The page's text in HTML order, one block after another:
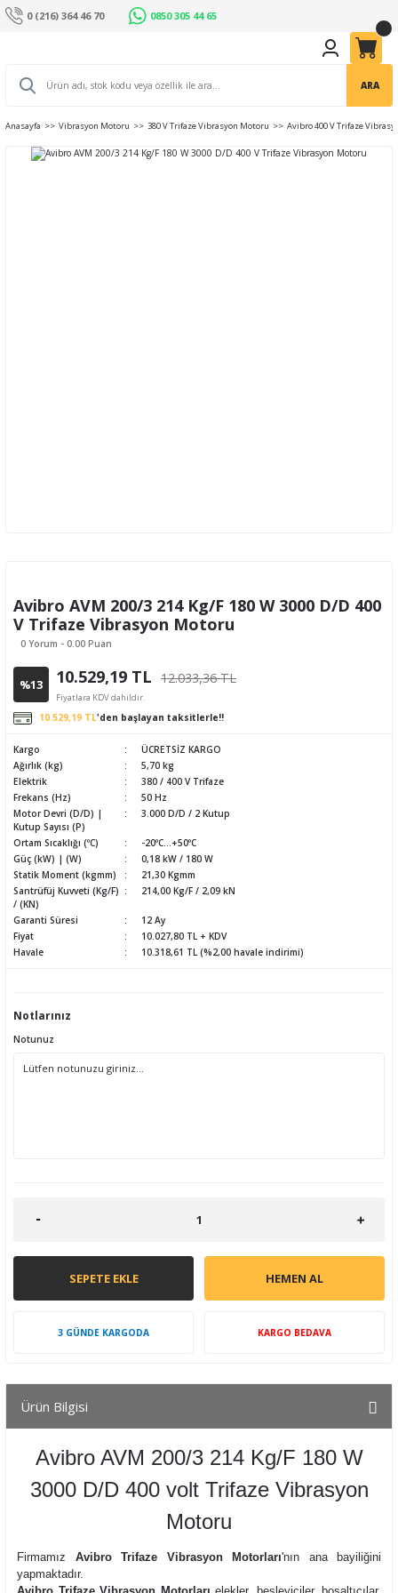
0 (216) 364 46 70 0850 305 44 65
ARA
Anasayfa Vibrasyon Motoru 380 V Trifaze Vibrasyon Motoru Avibro 400 V Trifaze
Avibro AVM 200/3 214 Kg/F 180 W 3000 D/D 400
V Trifaze Vibrasyon Motoru
0 Yorum - 0.00 Puan
%13 10.529,19 TL 12.033,36 TL
Fiyatlara KDV dahildir.
10.529,19 TL'den başlayan taksitlerle!!
Kargo
ÜCRETSİZ KARGO
Ağırlık (kg)
5,70 kg
Elektrik
380 / 400 V Trifaze
Frekans (Hz)
50 Hz
Motor Devri (D/D) |
Kutup Sayısı (P)
3.000 D/D / 2 Kutup
Ortam Sıcaklığı (ºC)
-20ºC...+50ºC
Güç (kW) | (W)
0,18 kW / 180 W
Statik Moment (kgmm)
21,30 Kgmm
Santrüfüj Kuvveti (Kg/F)
/ (KN)
214,00 Kg/F / 2,09 kN
Garanti Süresi
12 Ay
Fiyat
10.027,80 TL + KDV
Havale
10.318,61 TL (%2,00 havale indirimi)
Notlarınız
Notunuz
SEPETE EKLE HEMEN AL
3 GÜNDE KARGODA KARGO BEDAVA
Ürün Bilgisi
Avibro AVM 200/3 214 Kg/F 180 W
3000 D/D 400 volt Trifaze Vibrasyon
Motoru
Firmamız Avibro Trifaze Vibrasyon Motorları'nın ana bayiliğini
yapmaktadır.